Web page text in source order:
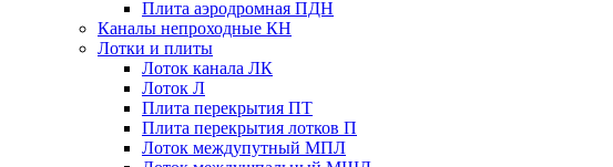
Плита аэродромная ПДН
Каналы непроходные КН
Лотки и плиты
Лоток канала ЛК
Лоток Л
Плита перекрытия ПТ
Плита перекрытия лотков П
Лоток междупутный МПЛ